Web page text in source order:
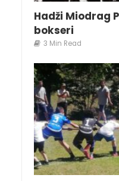
Hadži Miodrag
bokseri
3 Min Read